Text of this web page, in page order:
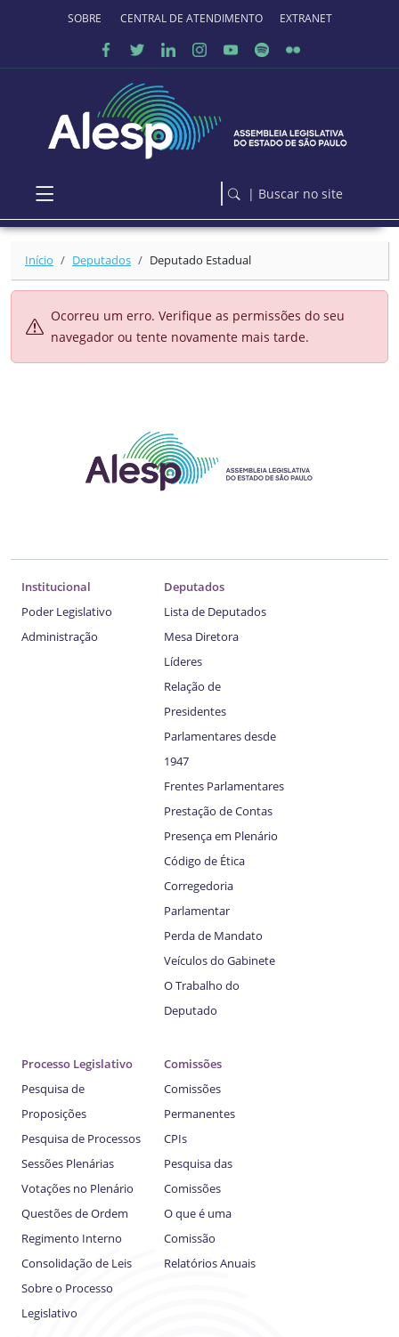
Ir para o conteúdo principal
SOBRE O PORTALCENTRAL DE ATENDIMENTO EXTRANET
| Buscar no site
Início Deputados Deputado Estadual
Ocorreu um erro. Verifique as permissões do seu
navegador ou tente novamente mais tarde.
Institucional
Poder Legislativo
Administração
Deputados
Lista de Deputados
Mesa Diretora
Líderes
Relação de
Presidentes
Parlamentares desde
1947
Frentes Parlamentares
Prestação de Contas
Presença em Plenário
Código de Ética
Corregedoria
Parlamentar
Perda de Mandato
Veículos do Gabinete
O Trabalho do
Deputado
Processo Legislativo
Pesquisa de
Proposições
Pesquisa de Processos
Sessões Plenárias
Votações no Plenário
Questões de Ordem
Regimento Interno
Consolidação de Leis
Sobre o Processo
Legislativo
Comissões
Comissões
Permanentes
CPIs
Pesquisa das
Comissões
O que é uma
Comissão
Relatórios Anuais